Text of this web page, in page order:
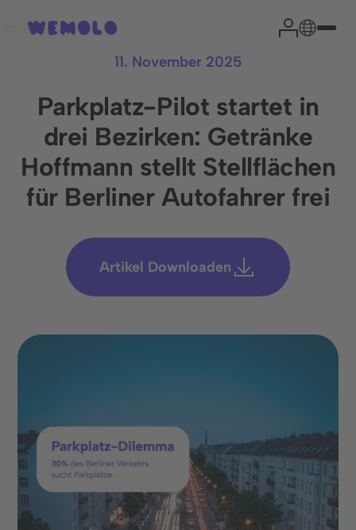
11. November 2025
Parkplatz-Pilot startet in
drei Bezirken: Getränke
Hoffmann stellt Stellflächen
für Berliner Autofahrer frei
Artikel Downloaden
Zurück
Ihr Park-Experte
Niklas Garrn
Einschätzung Ihrer Situation die wichtigsten Fragen
Termin buchen